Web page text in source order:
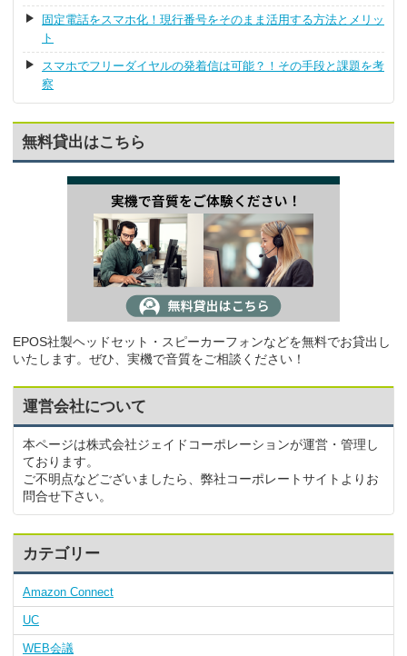
固定電話をスマホ化！現行番号をそのまま活用する方法とメリッ
ト
スマホでフリーダイヤルの発着信は可能？！その手段と課題を考
察
無料貸出はこちら
EPOS社製ヘッドセット・スピーカーフォンなどを無料でお貸出し
いたします。ぜひ、実機で音質をご相談ください！
運営会社について
本ページは株式会社ジェイドコーポレーションが運営・管理し
ております。
ご不明点などございましたら、弊社コーポレートサイトよりお
問合せ下さい。
カテゴリー
Amazon Connect
UC
WEB会議